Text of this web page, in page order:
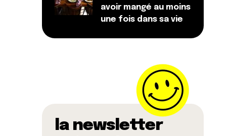
avoir mangé au moins
une fois dans sa vie
la newsletter